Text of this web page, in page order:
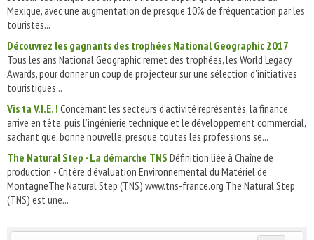
Mexique, avec une augmentation de presque 10% de fréquentation par les
touristes...
Découvrez les gagnants des trophées National Geographic 2017
Tous les ans National Geographic remet des trophées, les World Legacy
Awards, pour donner un coup de projecteur sur une sélection d'initiatives
touristiques...
Vis ta V.I.E. ! Concernant les secteurs d’activité représentés, la finance
arrive en tête, puis l’ingénierie technique et le développement commercial,
sachant que, bonne nouvelle, presque toutes les professions se...
The Natural Step - La démarche TNS Définition liée à Chaîne de
production - Critère d'évaluation Environnemental du Matériel de
MontagneThe Natural Step (TNS) www.tns-france.org The Natural Step
(TNS) est une...